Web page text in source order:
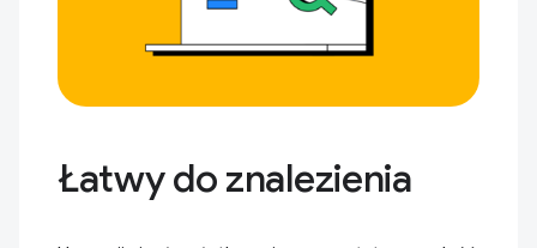
Łatwy do znalezienia